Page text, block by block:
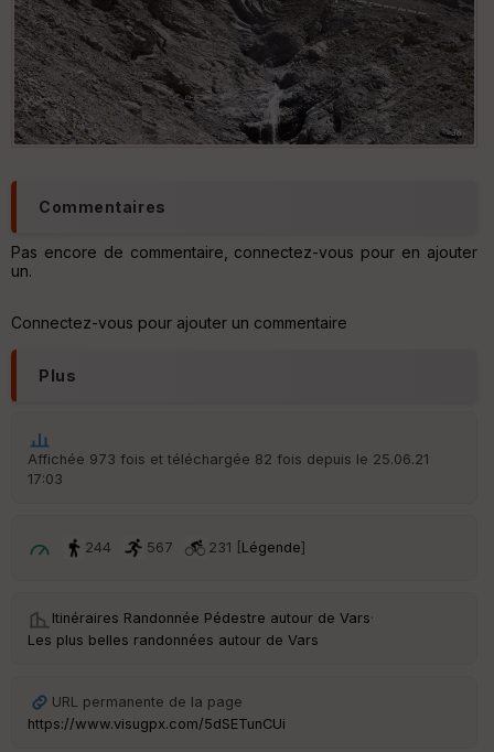
Commentaires
Pas encore de commentaire, connectez-vous pour en ajouter
un.
Connectez-vous pour ajouter un commentaire
Plus
Affichée 973 fois et téléchargée 82 fois depuis le 25.06.21
17:03
244 567 231 [Légende]
Itinéraires Randonnée Pédestre autour de Vars·
Les plus belles randonnées autour de Vars
URL permanente de la page
https://www.visugpx.com/5dSETunCUi